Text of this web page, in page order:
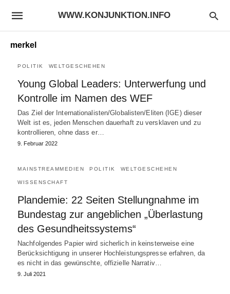
WWW.KONJUNKTION.INFO
merkel
POLITIK WELTGESCHEHEN
Young Global Leaders: Unterwerfung und
Kontrolle im Namen des WEF
Das Ziel der Internationalisten/Globalisten/Eliten (IGE) dieser
Welt ist es, jeden Menschen dauerhaft zu versklaven und zu
kontrollieren, ohne dass er…
9. Februar 2022
MAINSTREAMMEDIEN POLITIK WELTGESCHEHEN
WISSENSCHAFT
Plandemie: 22 Seiten Stellungnahme im
Bundestag zur angeblichen „Überlastung
des Gesundheitssystems“
Nachfolgendes Papier wird sicherlich in keinsterweise eine
Berücksichtigung in unserer Hochleistungspresse erfahren, da
es nicht in das gewünschte, offizielle Narrativ…
9. Juli 2021